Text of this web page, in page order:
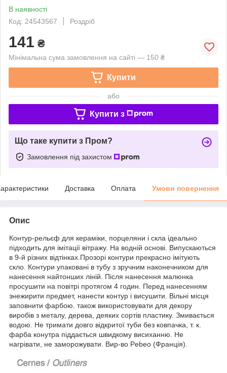
В наявності
Код: 24543567
Роздріб
141 ₴
Мінімальна сума замовлення на сайті — 150 ₴
Купити
або
Купити з
Що таке купити з Пром?
Замовлення під захистом
Доставка Оплата Умови повернення
Опис
Контур-рельєф для кераміки, порцеляни і скла ідеально
підходить для імітації вітражу. На водній основі. Випускаються
в 9-й різних відтінках.Прозорі контури прекрасно імітують
скло. Контури упаковані в тубу з зручним наконечником для
нанесення найтонших ліній. Після нанесення малюнка
просушити на повітрі протягом 4 годин. Перед нанесенням
знежирити предмет, нанести контур і висушити. Вільні місця
заповнити фарбою. також використовувати для декору
виробів з металу, дерева, деяких сортів пластику. Змивається
водою. Не тримати довго відкритої туби без ковпачка, т. к.
фарба конутра піддається швидкому висиханню. Не
нагрівати, не заморожувати. Вир-во Pebeo (Франція).